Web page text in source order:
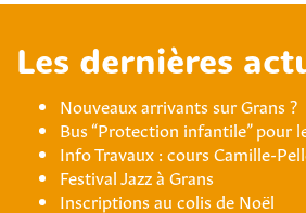
Les dernières
Nouveaux arrivants sur Grans ?
Bus “Protection infantile” pour
Info Travaux : cours Camille-
Festival Jazz à Grans
Inscriptions au colis de Noël